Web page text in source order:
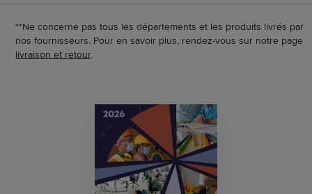
**Ne concerne pas tous les départements et les produits livrés par
nos fournisseurs. Pour en savoir plus, rendez-vous sur notre page
livraison et retour.